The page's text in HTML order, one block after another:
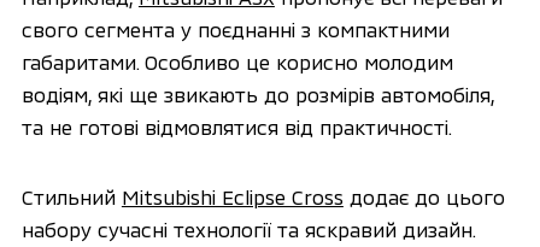
свого сегмента у поєднанні з компактними
габаритами. Особливо це корисно молодим
водіям, які ще звикають до розмірів автомобіля,
та не готові відмовлятися від практичності.
Стильний Mitsubishi Eclipse Cross додає до цього
набору сучасні технології та яскравий дизайн.